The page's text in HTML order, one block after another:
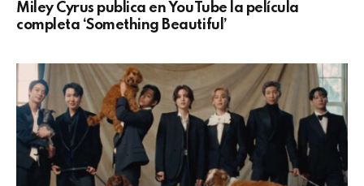
Miley Cyrus publica en YouTube la película
completa ‘Something Beautiful’